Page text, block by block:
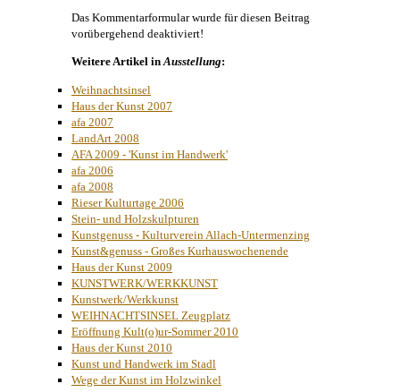
Das Kommentarformular wurde für diesen Beitrag
vorübergehend deaktiviert!
Weitere Artikel inAusstellung:
Weihnachtsinsel
Haus der Kunst 2007
afa 2007
LandArt 2008
AFA 2009 - 'Kunst im Handwerk'
afa 2006
afa 2008
Rieser Kulturtage 2006
Stein- und Holzskulpturen
Kunstgenuss - Kulturverein Allach-Untermenzing
Kunst&genuss - Großes Kurhauswochenende
Haus der Kunst 2009
KUNSTWERK/WERKKUNST
Kunstwerk/Werkkunst
WEIHNACHTSINSEL Zeugplatz
Eröffnung Kult(o)ur-Sommer 2010
Haus der Kunst 2010
Kunst und Handwerk im Stadl
Wege der Kunst im Holzwinkel